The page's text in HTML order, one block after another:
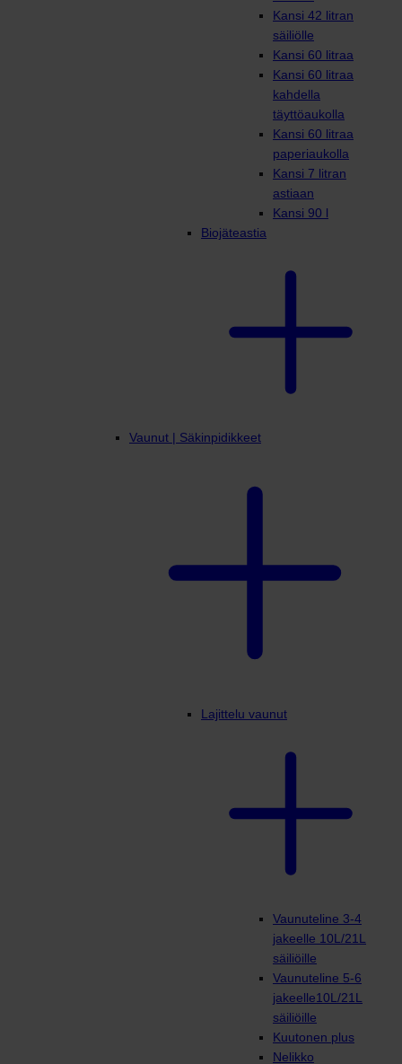
Kansi 42 litran
säiliölle
Kansi 60 litraa
Kansi 60 litraa
kahdella
täyttöaukolla
Kansi 60 litraa
paperiaukolla
Kansi 7 litran
astiaan
Kansi 90 l
Biojäteastia
Vaunut | Säkinpidikkeet
Lajittelu vaunut
Vaunuteline 3-4
jakeelle 10L/21L
säiliöille
Vaunuteline 5-6
jakeelle10L/21L
säiliöille
Kuutonen plus
Nelikko